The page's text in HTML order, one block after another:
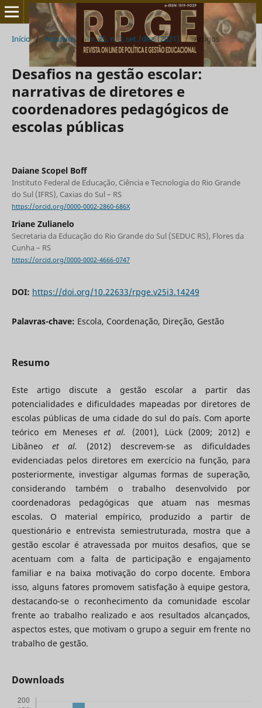
Início / Arquivos / v. 25, n. 3, set./dez. (2021) / Artigos
Desafios na gestão escolar:
narrativas de diretores e
coordenadores pedagógicos de
escolas públicas
Daiane Scopel Boff
Instituto Federal de Educação, Ciência e Tecnologia do Rio Grande
do Sul (IFRS), Caxias do Sul – RS
https://orcid.org/0000-0002-2860-686X
Iriane Zulianelo
Secretaria da Educação do Rio Grande do Sul (SEDUC RS), Flores da
Cunha – RS
https://orcid.org/0000-0002-4666-0747
DOI: https://doi.org/10.22633/rpge.v25i3.14249
Palavras-chave: Escola, Coordenação, Direção, Gestão
Resumo
Este artigo discute a gestão escolar a partir das
potencialidades e dificuldades mapeadas por diretores de
escolas públicas de uma cidade do sul do país. Com aporte
teórico em Meneseset al.
(2001), Lück (2009; 2012) e
Libâneo et al.
(2012) descrevem-se as dificuldades
evidenciadas pelos diretores em exercício na função, para
posteriormente, investigar algumas formas de superação,
considerando também o trabalho desenvolvido por
coordenadoras pedagógicas que atuam nas mesmas
escolas. O material empírico, produzido a partir de
questionário e entrevista semiestruturada, mostra que a
gestão escolar é atravessada por muitos desafios, que se
acentuam com a falta de participação e engajamento
familiar e na baixa motivação do corpo docente. Embora
isso, alguns fatores promovem satisfação à equipe gestora,
destacando-se o reconhecimento da comunidade escolar
frente ao trabalho realizado e aos resultados alcançados,
aspectos estes, que motivam o grupo a seguir em frente no
trabalho de gestão.
Downloads